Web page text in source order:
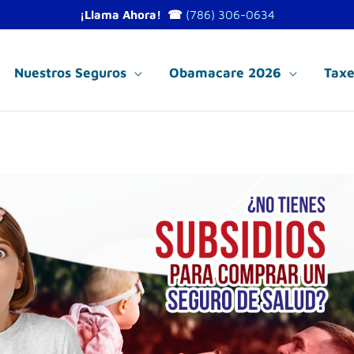
¡Llama Ahora! ☎ (786) 306-0634
Nuestros Seguros Obamacare 2026